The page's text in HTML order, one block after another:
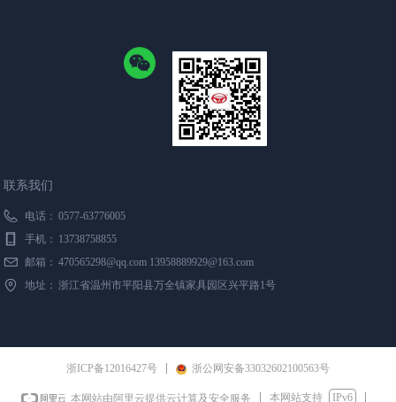
联系我们
电话： 0577-63776005
手机： 13738758855
邮箱： 470565298@qq.com 13958889929@163.com
地址： 浙江省温州市平阳县万全镇家具园区兴平路1号
浙ICP备12016427号 浙公网安备33032602100563号
本网站由阿里云提供云计算及安全服务 本网站支持 IPv6